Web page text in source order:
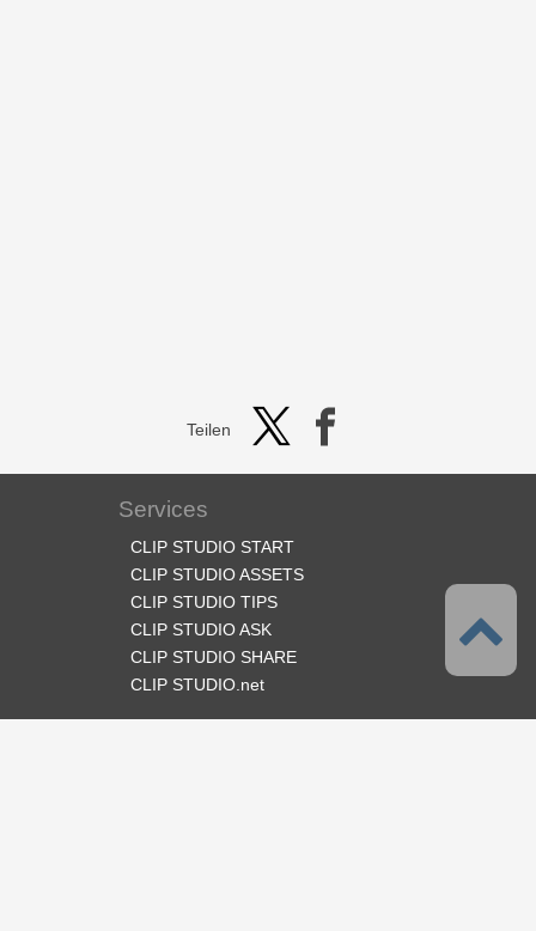
Teilen
Services
CLIP STUDIO START
CLIP STUDIO ASSETS
CLIP STUDIO TIPS
CLIP STUDIO ASK
CLIP STUDIO SHARE
CLIP STUDIO.net